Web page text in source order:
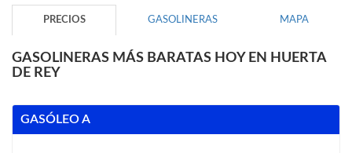
PRECIOS GASOLINERAS MAPA
GASOLINERAS MÁS BARATAS HOY EN HUERTA
DE REY
GASÓLEO A